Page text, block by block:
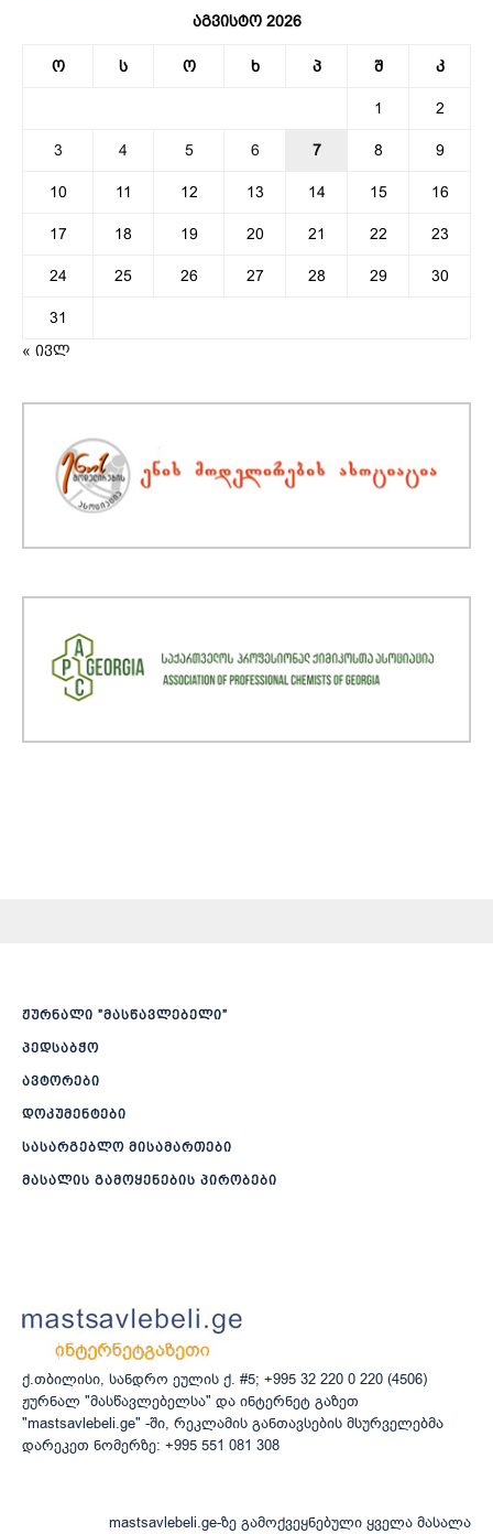
აგვისტო 2026
ო ს ო ხ პ შ კ
1 2
3 4 5 6 7 8 9
10 11 12 13 14 15 16
17 18 19 20 21 22 23
24 25 26 27 28 29 30
31
« ივლ
ჟურნალი ”მასწავლებელი”
პედსაბჭო
ავტორები
დოკუმენტები
სასარგებლო მისამართები
მასალის გამოყენების პირობები
ქ.თბილისი, სანდრო ეულის ქ. #5; +995 32 220 0 220 (4506)
ჟურნალ "მასწავლებელსა" და ინტერნეტ გაზეთ
"mastsavlebeli.ge" -ში, რეკლამის განთავსების მსურველებმა
დარეკეთ ნომერზე: +995 551 081 308
mastsavlebeli.ge-ზე გამოქვეყნებული ყველა მასალა